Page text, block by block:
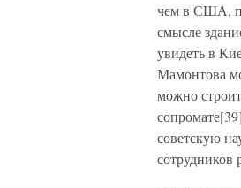
чем в США,
смысле
увидеть в
Мамонтова
можно
советскую
сотрудников